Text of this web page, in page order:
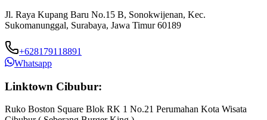
Jl. Raya Kupang Baru No.15 B, Sonokwijenan, Kec.
Sukomanunggal, Surabaya, Jawa Timur 60189
+628179118891
Whatsapp
Linktown Cibubur:
Ruko Boston Square Blok RK 1 No.21 Perumahan Kota Wisata